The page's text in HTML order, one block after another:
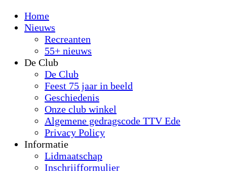
Home
Nieuws
Recreanten
55+ nieuws
De Club
De Club
Feest 75 jaar in beeld
Geschiedenis
Onze club winkel
Algemene gedragscode TTV Ede
Privacy Policy
Informatie
Lidmaatschap
Inschrijfformulier